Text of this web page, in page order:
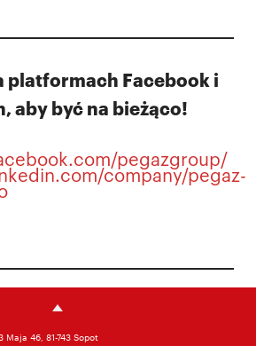
platformach Facebook i
aby być na bieżąco!
pegazgroup/
company/pegaz-
Maja 46, 81-743 Sopot